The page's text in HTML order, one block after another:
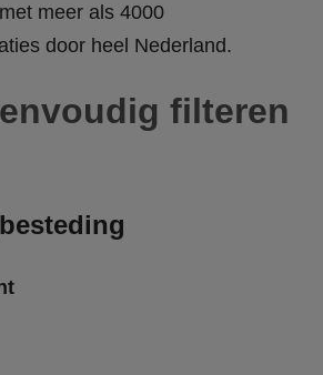
meer als 4000
door heel Nederland.
filteren